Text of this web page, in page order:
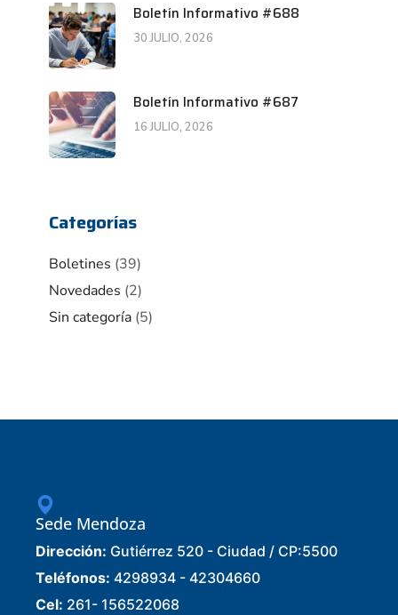
Boletín Informativo #688
30 JULIO, 2026
Boletín Informativo #687
16 JULIO, 2026
Categorías
Boletines (39)
Novedades (2)
Sin categoría (5)
Sede Mendoza
Dirección: Gutiérrez 520 - Ciudad / CP:5500
Teléfonos: 4298934 - 42304660
Cel: 261- 156522068